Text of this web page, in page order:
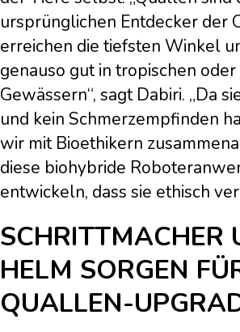
ursprünglichen Entdecker der
erreichen die tiefsten Winkel
genauso gut in tropischen
Gewässern“, sagt Dabiri. „Da
und kein Schmerzempfinden
wir mit Bioethikern
diese biohybride
entwickeln, dass sie ethisch
SCHRITTMACHER
HELM SORGEN
QUALLEN-